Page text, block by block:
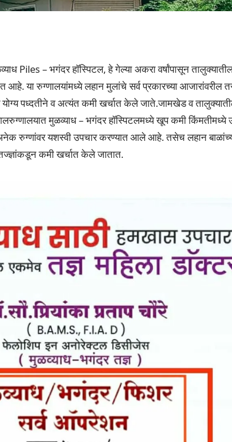
Piles – भगंदर हाॅस्पिटल, हे गेल्या अकरा वर्षांपासून
आहे. या रुग्णालयांमध्ये लहान मुलांचे सर्व प्रकारच्या
पध्दतीने व अत्यंत कमी खर्चात केले जाते.जामखेड व
बालरुग्णालयात मुळव्याध – भगंदर हॉस्पिटलमध्ये खूप कमी
अनेक रुग्णांवर यशस्वी उपचार करण्यात आले आहे. तसेच लहान
कमी खर्चात केले जातात.